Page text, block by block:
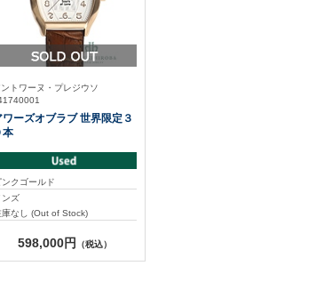
ントワーヌ・プレジウソ
ワーズオブラブ 世界限定３
本
ンクゴールド
ンズ
庫なし (Out of Stock)
598,000円 （税込）